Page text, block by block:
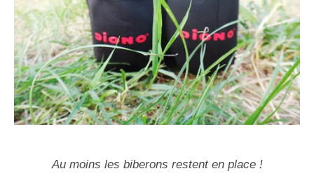
Au moins les biberons restent en place !